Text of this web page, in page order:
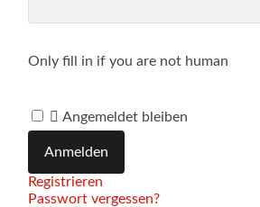
Only fill in if you are not human
Angemeldet bleiben
Registrieren
Passwort vergessen?